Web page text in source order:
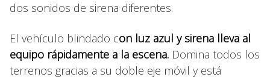
dos sonidos de sirena diferentes.
El vehículo blindado con luz azul y sirena lleva al
equipo rápidamente a la escena. Domina todos los
terrenos gracias a su doble eje móvil y está